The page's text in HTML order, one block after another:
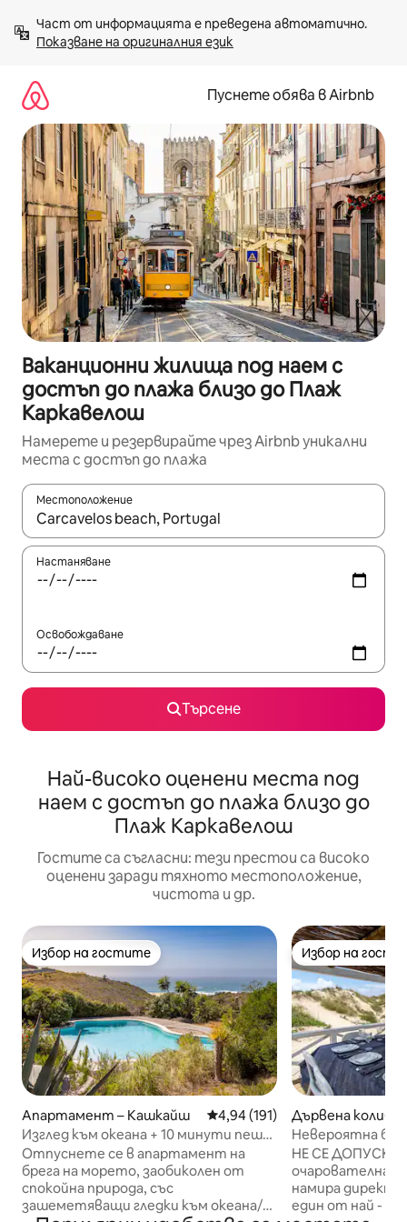
към
съдържанието
Показване на оригиналния език
Пуснете обява в Airbnb
Ваканционни жилища под наем с
достъп до плажа близо до Плаж
Каркавелош
Намерете и резервирайте чрез Airbnb уникални
места с достъп до плажа
Местоположение
Когато резултатите се покажат, използвайте
Настаняване
Освобождаване
Търсене
Най-високо оценени места под
наем с достъп до плажа близо до
Плаж Каркавелош
Гостите са съгласни: тези престои са високо
оценени заради тяхното местоположение,
чистота и др.
Избор на гостите
Избор на гостите
Апартамент – Кашкайш Средна оценка: 4,94 от 5,
4,94 (191)
Изглед към океана + 10 минути пеша
до плажа + спокойна природа
Отпуснете се в апартамент на
брега на морето, заобиколен от
спокойна природа, със
зашеметяващи гледки към океана/
Избор на
Избор на
Дървена колиба
a Caparica
Невероятна
Капарика
НЕ СЕ ДОПУСКАТ
очарователна
намира
един от най -